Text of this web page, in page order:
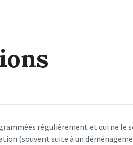
régulièrement et qui ne le
(souvent suite à un